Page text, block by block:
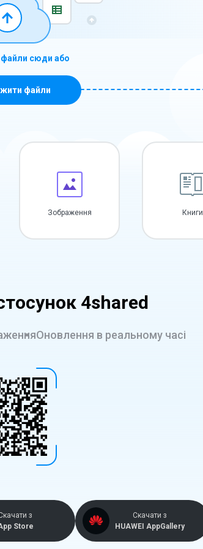
файли сюди або
файли
Зображення Книги
4shared
Оновлення в реальному часі
з
Store
Скачати з
HUAWEI AppGallery